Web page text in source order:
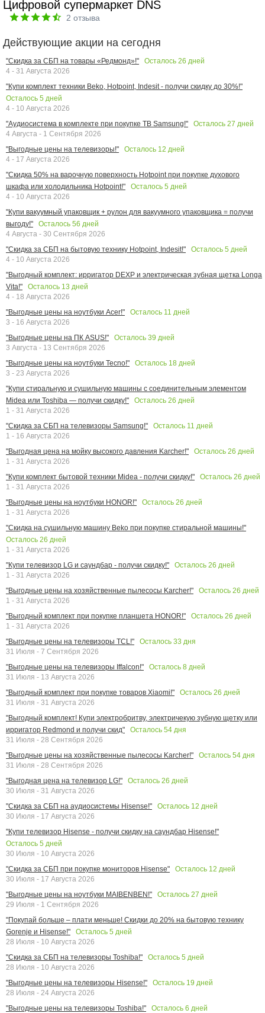
Цифровой супермаркет DNS
2 отзыва
Действующие акции на сегодня
"Скидка за СБП на товары «Редмонд»!" Осталось 26 дней
4 - 31 Августа 2026
"Купи комплект техники Beko, Hotpoint, Indesit - получи скидку до 30%!"
Осталось 5 дней
4 - 10 Августа 2026
"Аудиосистема в комплекте при покупке ТВ Samsung!"
Осталось 27 дней
4 Августа - 1 Сентября 2026
"Выгодные цены на телевизоры!"
Осталось 12 дней
4 - 17 Августа 2026
"Скидка 50% на варочную поверхность Hotpoint при покупке духового
шкафа или холодильника Hotpoint!"
Осталось 5 дней
4 - 10 Августа 2026
"Купи вакуумный упаковщик + рулон для вакуумного упаковщика = получи
выгоду!"
Осталось 56 дней
4 Августа - 30 Сентября 2026
"Скидка за СБП на бытовую технику Hotpoint, Indesit!"
Осталось 5 дней
4 - 10 Августа 2026
"Выгодный комплект: ирригатор DEXP и электрическая зубная щетка Longa
Vita!"
Осталось 13 дней
4 - 18 Августа 2026
"Выгодные цены на ноутбуки Acer!"
Осталось 11 дней
3 - 16 Августа 2026
"Выгодные цены на ПК ASUS!"
Осталось 39 дней
3 Августа - 13 Сентября 2026
"Выгодные цены на ноутбуки Tecno!"
Осталось 18 дней
3 - 23 Августа 2026
"Купи стиральную и сушильную машины с соединительным элементом
Midea или Toshiba — получи скидку!"
Осталось 26 дней
1 - 31 Августа 2026
"Скидка за СБП на телевизоры Samsung!"
Осталось 11 дней
1 - 16 Августа 2026
"Выгодная цена на мойку высокого давления Karcher!"
Осталось 26 дней
1 - 31 Августа 2026
"Купи комплект бытовой техники Midea - получи скидку!"
Осталось 26 дней
1 - 31 Августа 2026
"Выгодные цены на ноутбуки HONOR!"
Осталось 26 дней
1 - 31 Августа 2026
"Скидка на сушильную машину Beko при покупке стиральной машины!"
Осталось 26 дней
1 - 31 Августа 2026
"Купи телевизор LG и саундбар - получи скидку!"
Осталось 26 дней
1 - 31 Августа 2026
"Выгодные цены на хозяйственные пылесосы Karcher!"
Осталось 26 дней
1 - 31 Августа 2026
"Выгодный комплект при покупке планшета HONOR!"
Осталось 26 дней
1 - 31 Августа 2026
"Выгодные цены на телевизоры TCL!"
Осталось 33 дня
31 Июля - 7 Сентября 2026
"Выгодные цены на телевизоры Iffalcon!"
Осталось 8 дней
31 Июля - 13 Августа 2026
"Выгодный комплект при покупке товаров Xiaomi!"
Осталось 26 дней
31 Июля - 31 Августа 2026
"Выгодный комплект! Купи электробритву, электричекую зубную щетку или
ирригатор Redmond и получи скид"
Осталось 54 дня
31 Июля - 28 Сентября 2026
"Выгодные цены на хозяйственные пылесосы Karcher!"
Осталось 54 дня
31 Июля - 28 Сентября 2026
"Выгодная цена на телевизор LG!"
Осталось 26 дней
30 Июля - 31 Августа 2026
"Скидка за СБП на аудиосистемы Hisense!"
Осталось 12 дней
30 Июля - 17 Августа 2026
"Купи телевизор Hisense - получи скидку на саундбар Hisense!"
Осталось 5 дней
30 Июля - 10 Августа 2026
"Скидка за СБП при покупке мониторов Hisense"
Осталось 12 дней
30 Июля - 17 Августа 2026
"Выгодные цены на ноутбуки MAIBENBEN!"
Осталось 27 дней
29 Июля - 1 Сентября 2026
"Покупай больше – плати меньше! Скидки до 20% на бытовую технику
Gorenje и Hisense!"
Осталось 5 дней
28 Июля - 10 Августа 2026
"Скидка за СБП на телевизоры Toshiba!"
Осталось 5 дней
28 Июля - 10 Августа 2026
"Выгодные цены на телевизоры Hisense!"
Осталось 19 дней
28 Июля - 24 Августа 2026
"Выгодные цены на телевизоры Toshiba!"
Осталось 6 дней